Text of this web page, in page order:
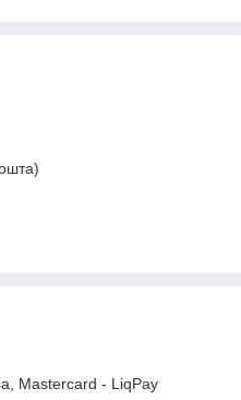
Mastercard - LiqPay